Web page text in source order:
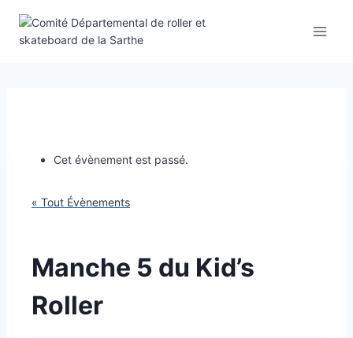
contenu
Cet évènement est passé.
« Tout Évènements
Manche 5 du Kid’s
Roller